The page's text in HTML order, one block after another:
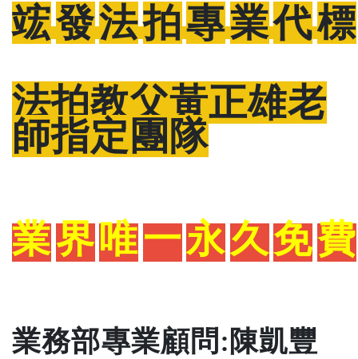
竤發法拍專業代標
法拍教父黃正雄老
師指定團隊
業界唯一永久免費
業務部專業顧問 : 陳凱豐